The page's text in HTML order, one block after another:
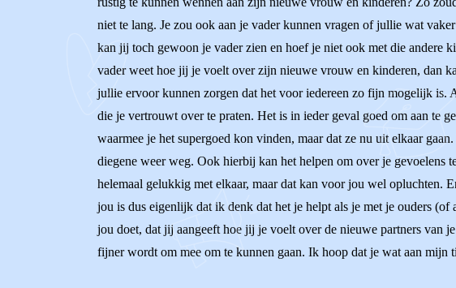
niet te lang. Je zou ook aan je vader kunnen vragen of jullie wat
kan jij toch gewoon je vader zien en hoef je niet ook met die andere
vader weet hoe jij je voelt over zijn nieuwe vrouw en kinderen, dan
jullie ervoor kunnen zorgen dat het voor iedereen zo fijn mogelijk is.
die je vertrouwt over te praten. Het is in ieder geval goed om aan te
waarmee je het supergoed kon vinden, maar dat ze nu uit elkaar
diegene weer weg. Ook hierbij kan het helpen om over je
helemaal gelukkig met elkaar, maar dat kan voor jou wel opluchten.
jou is dus eigenlijk dat ik denk dat het je helpt als je met je ouders
jou doet, dat jij aangeeft hoe jij je voelt over de nieuwe partners van
fijner wordt om mee om te kunnen gaan. Ik hoop dat je wat aan mijn